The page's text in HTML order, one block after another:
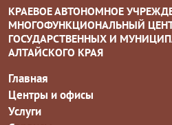
КРАЕВОЕ АВТОНОМНОЕ
МНОГОФУНКЦИОНАЛЬНЫЙ
ГОСУДАРСТВЕННЫХ И
АЛТАЙСКОГО КРАЯ
Главная
Центры и офисы
Услуги